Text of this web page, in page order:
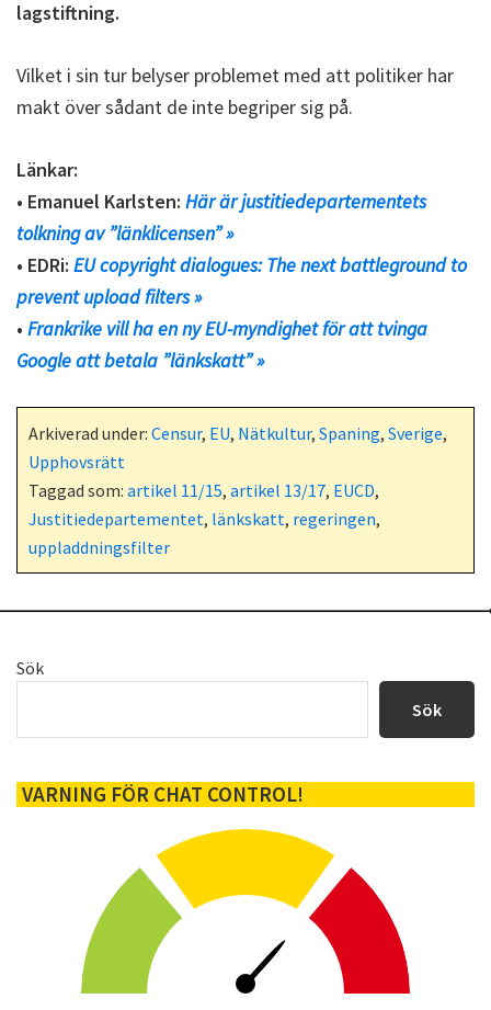
lagstiftning.
Vilket i sin tur belyser problemet med att politiker har
makt över sådant de inte begriper sig på.
Länkar:
• Emanuel Karlsten: Här är justitiedepartementets
tolkning av ”länklicensen” »
• EDRi: EU copyright dialogues: The next battleground to
prevent upload filters »
• Frankrike vill ha en ny EU-myndighet för att tvinga
Google att betala ”länkskatt” »
Arkiverad under: Censur, EU, Nätkultur, Spaning, Sverige,
Upphovsrätt
Taggad som: artikel 11/15, artikel 13/17, EUCD,
Justitiedepartementet, länkskatt, regeringen,
uppladdningsfilter
Primärt
Sök
Sök
VARNING FÖR CHAT CONTROL!